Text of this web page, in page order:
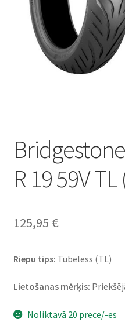
R 19 59V
125,95 €
Riepu tips: Tubeless (TL)
Lietošanas mērķis:
Noliktavā 20 prece/-es